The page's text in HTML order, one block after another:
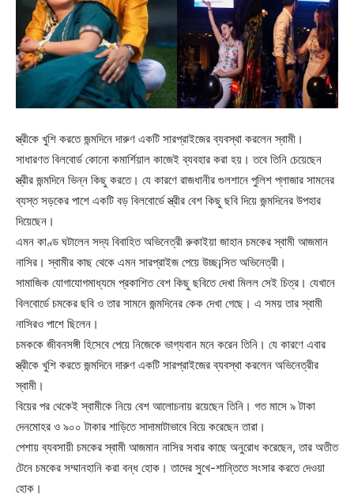
স্ত্রীকে খুশি করতে জন্মদিনে দারুণ একটি সারপ্রাইজের ব্যবস্থা করলেন স্বামী।
সাধারণত বিলবোর্ড কোনো কমার্শিয়াল কাজেই ব্যবহার করা হয়। তবে তিনি চেয়েছেন
স্ত্রীর জন্মদিনে ভিন্ন কিছু করতে। যে কারণে রাজধানীর গুলশানে পুলিশ প্লাজার সামনের
ব্যস্ত সড়কের পাশে একটি বড় বিলবোর্ডে স্ত্রীর বেশ কিছু ছবি দিয়ে জন্মদিনের উপহার
দিয়েছেন।
এমন কাণ্ড ঘটালেন সদ্য বিবাহিত অভিনেত্রী রুকাইয়া জাহান চমকের স্বামী আজমান
নাসির। স্বামীর কাছ থেকে এমন সারপ্রাইজ পেয়ে উচ্ছ¡সিত অভিনেত্রী।
সামাজিক যোগাযোগমাধ্যমে প্রকাশিত বেশ কিছু ছবিতে দেখা মিলল সেই চিত্র। যেখানে
বিলবোর্ডে চমকের ছবি ও তার সামনে জন্মদিনের কেক দেখা গেছে। এ সময় তার স্বামী
নাসিরও পাশে ছিলেন।
চমককে জীবনসঙ্গী হিসেবে পেয়ে নিজেকে ভাগ্যবান মনে করেন তিনি। যে কারণে এবার
স্ত্রীকে খুশি করতে জন্মদিনে দারুণ একটি সারপ্রাইজের ব্যবস্থা করলেন অভিনেত্রীর
স্বামী।
বিয়ের পর থেকেই স্বামীকে নিয়ে বেশ আলোচনায় রয়েছেন তিনি। গত মাসে ৯ টাকা
দেনমোহর ও ৯০০ টাকার শাড়িতে সাদামাটাভাবে বিয়ে করেছেন তারা।
পেশায় ব্যবসায়ী চমকের স্বামী আজমান নাসির সবার কাছে অনুরোধ করেছেন, তার অতীত
টেনে চমকের সম্মানহানি করা বন্ধ হোক। তাদের সুখে-শান্তিতে সংসার করতে দেওয়া
হোক।